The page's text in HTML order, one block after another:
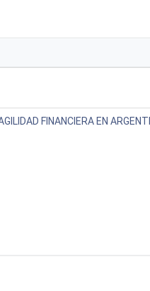
FINANCIERA EN